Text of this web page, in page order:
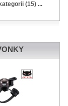
(15) ...